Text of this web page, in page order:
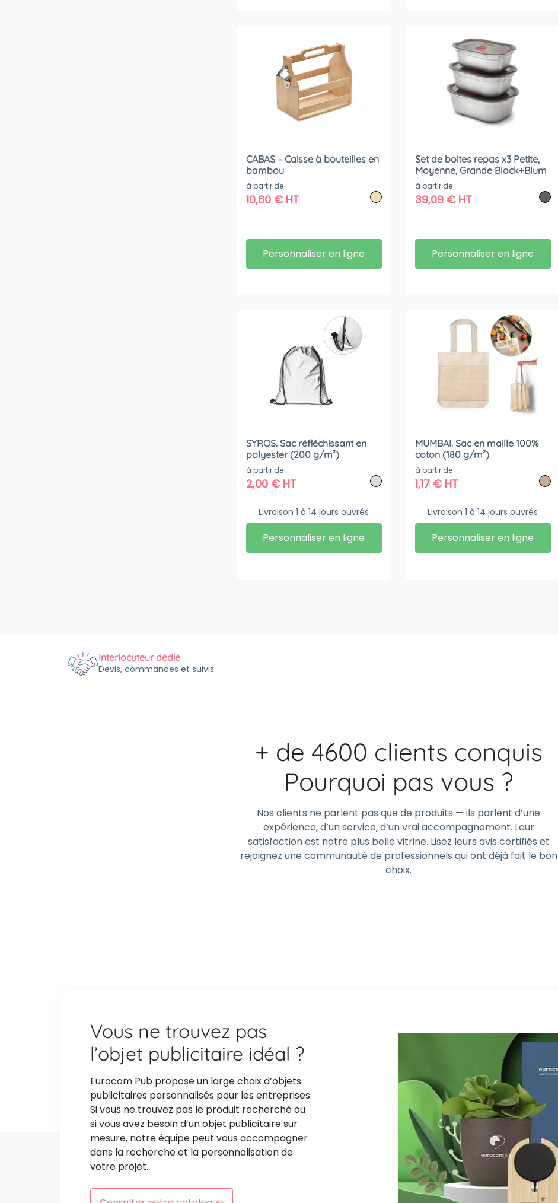
CABAS – Caisse à bouteilles en
bambou
à partir de
10,60 €HT
Personnaliser en ligne
Set de boites repas x3 Petite,
Moyenne, Grande Black+Blum
à partir de
39,09 €HT
Personnaliser en ligne
SYROS. Sac réfléchissant en
polyester (200 g/m²)
à partir de
2,00 €HT
Livraison 1 à 14 jours ouvrés
Personnaliser en ligne
MUMBAI. Sac en maille 100%
coton (180 g/m²)
à partir de
1,17 €HT
Livraison 1 à 14 jours ouvrés
Personnaliser en ligne
Interlocuteur dédié
Devis, commandes et suivis
+ de 4600 clients conquis
Pourquoi pas vous ?
Nos clients ne parlent pas que de produits — ils parlent d’une
expérience, d’un service, d’un vrai accompagnement. Leur
satisfaction est notre plus belle vitrine. Lisez leurs avis certifiés et
rejoignez une communauté de professionnels qui ont déjà fait le bon
choix.
Vous ne trouvez pas
l’objet publicitaire idéal ?
Eurocom Pub propose un large choix d’objets
publicitaires personnalisés pour les entreprises.
Si vous ne trouvez pas le produit recherché ou
si vous avez besoin d’un objet publicitaire sur
mesure, notre équipe peut vous accompagner
dans la recherche et la personnalisation de
votre projet.